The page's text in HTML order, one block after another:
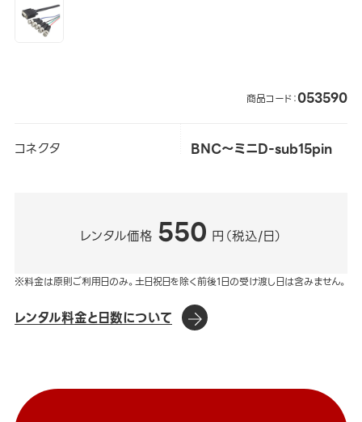
商品コード：053590
コネクタ BNC～ミニD-sub15pin
レンタル価格 550 円（税込/日）
※料金は原則ご利用日のみ。土日祝日を除く前後1日の受け渡し日は含みません。
レンタル料金と日数について